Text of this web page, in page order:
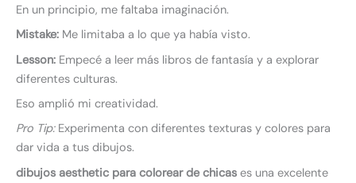
En un principio, me faltaba imaginación.
Mistake: Me limitaba a lo que ya había visto.
Lesson: Empecé a leer más libros de fantasía y a explorar
diferentes culturas.
Eso amplió mi creatividad.
Pro Tip:Experimenta con diferentes texturas y colores para
dar vida a tus dibujos.
dibujos aesthetic para colorear de chicas es una excelente